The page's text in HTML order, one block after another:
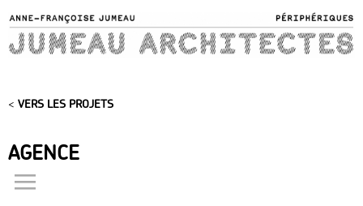
main
content
< VERS LES PROJETS
AGENCE